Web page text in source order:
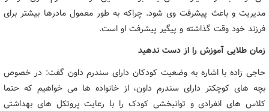
مدیریت و باعث پیشرفت وی شود. چراکه به طور معمول مادرها بیشتر برای
فرزند خود وقت گذاشته و پیگیر پیشرفت او است.
زمان طلایی آموزش را از دست ندهید
حاجی زاده با اشاره به وضعیت کودکان دارای سندرم داون گفت: در خصوص
بچه های کوچکتر دارای سندرم داون، از خانواده ها می خواهیم که حتما
کلاس های انفرادی و توانبخشی کودک را با رعایت پروتکل های بهداشتی